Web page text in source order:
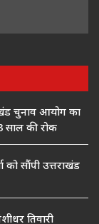
चुनाव आयोग का
की रोक
को सौंपी उत्तराखंड
तिवारी